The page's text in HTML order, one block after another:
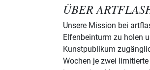
ÜBER
Unsere Mission bei
Elfenbeinturm zu holen
Kunstpublikum
Wochen je zwei